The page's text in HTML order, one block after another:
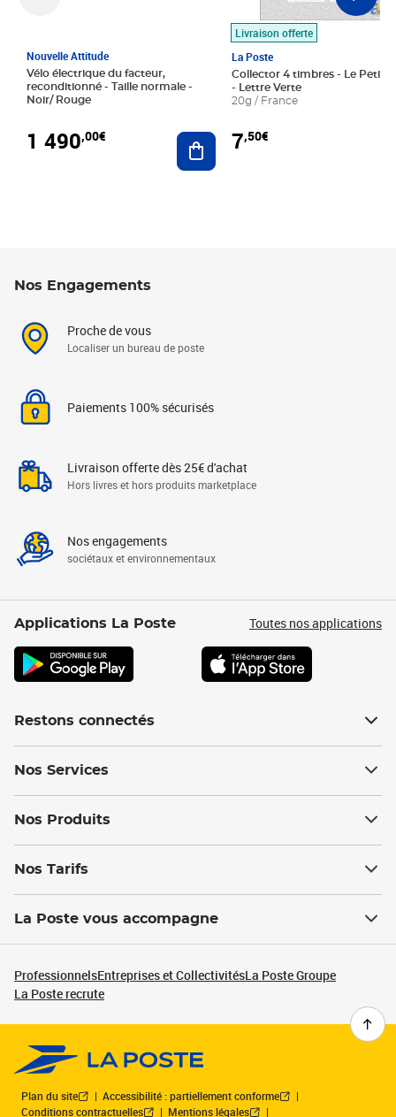
Nouvelle Attitude
Vélo électrique du facteur,
reconditionné - Taille normale -
Noir/ Rouge
1 490,00€ Ajouter au panier
Livraison offerte
La Poste
Collector 4 timbres - Le Petit
- Lettre Verte
20g / France
7,50€
Nos Engagements
Proche de vous
Localiser un bureau de poste
Paiements 100% sécurisés
Livraison offerte dès 25€ d'achat
Hors livres et hors produits marketplace
Nos engagements
sociétaux et environnementaux
Applications La Poste Toutes nos applications
Restons connectés
Nos Services
Nos Produits
Nos Tarifs
La Poste vous accompagne
ProfessionnelsEntreprises et CollectivitésLa Poste Groupe
La Poste recrute
Plan du site
Accessibilité : partiellement conforme
Conditions contractuelles
Mentions légales